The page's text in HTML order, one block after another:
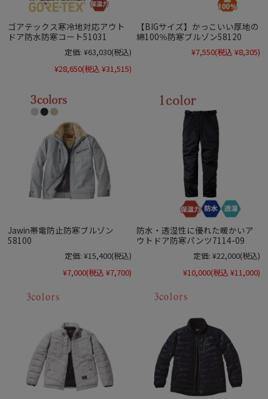
ゴアテックス寒冷地対応アウト
ドア防水防寒コート51031
定価: ¥63,030(税込)
¥28,650(税込 ¥31,515)
【BIGサイズ】かっこいい厚地の
綿100％防寒ブルゾン58120
¥7,550(税込 ¥8,305)
Jawin帯電防止防寒ブルゾン
58100
定価: ¥15,400(税込)
¥7,000(税込 ¥7,700)
防水・透湿性に優れた暖かいア
ウトドア防寒パンツ7114-09
定価: ¥22,000(税込)
¥10,000(税込 ¥11,000)